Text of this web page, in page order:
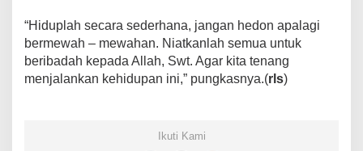
r
k
“Hiduplah secara sederhana, jangan hedon apalagi
bermewah – mewahan. Niatkanlah semua untuk
beribadah kepada Allah, Swt. Agar kita tenang
menjalankan kehidupan ini,” pungkasnya.(rls)
Ikuti Kami